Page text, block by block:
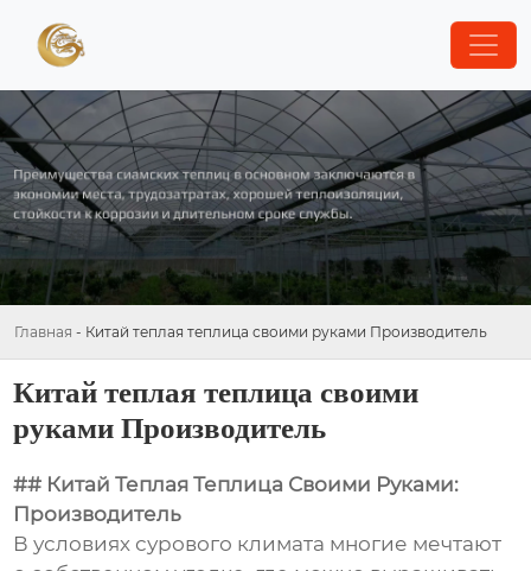
Главная - Китай теплая теплица своими руками Производитель
Китай теплая теплица своими
руками Производитель
## Китай Теплая Теплица Своими Руками:
Производитель
В условиях сурового климата многие мечтают